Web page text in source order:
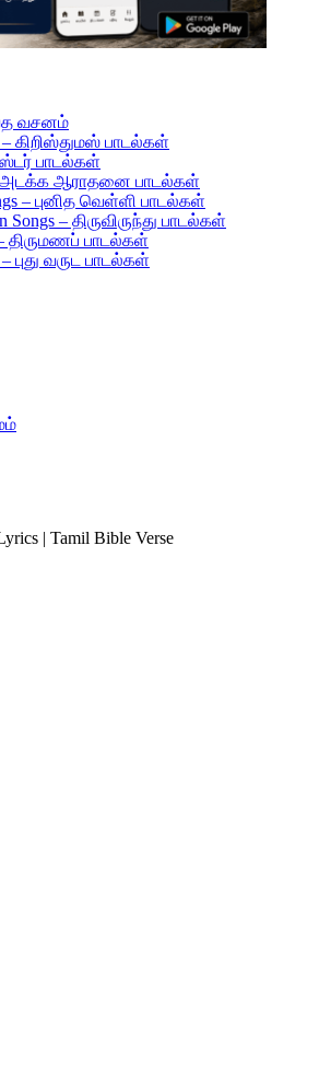
வசனம்
– கிறிஸ்துமஸ் பாடல்கள்
பாடல்கள்
– அடக்க ஆராதனை பாடல்கள்
– புனித வெள்ளி பாடல்கள்
Songs – திருவிருந்து பாடல்கள்
– திருமணப் பாடல்கள்
புது வருட பாடல்கள்
| Tamil Bible Verse